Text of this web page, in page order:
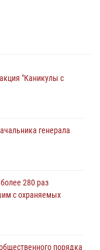
"Каникулы с
генерала
280 раз
с охраняемых
порядка